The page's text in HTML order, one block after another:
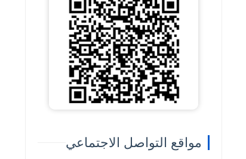
مواقع التواصل الاجتماعي